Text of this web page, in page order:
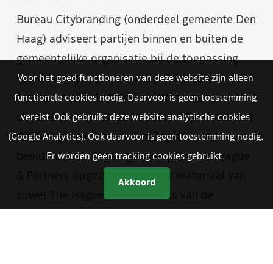
Bureau Citybranding (onderdeel gemeente Den
Haag) adviseert partijen binnen en buiten de
gemeentelijke organisatie bij de toepassing
van de Haagse merkwaarden. Hiervoor is een
aantal hulpmiddelen ontwikkeld, waaronder
deze beeldbank. Deze beeldbank heeft Bureau
Citybranding in samenwerking met de
beeldredactie van de gemeente en The Hague
& Partners opgezet. Je vindt er materiaal van
zowel The Hague & Partners als van de
Voor het goed functioneren van deze website zijn alleen
functionele cookies nodig. Daarvoor is geen toestemming
vereist. Ook gebruikt deze website analytische cookies
(Google Analytics). Ook daarvoor is geen toestemming nodig.
Er worden geen tracking cookies gebruikt.
Akkoord